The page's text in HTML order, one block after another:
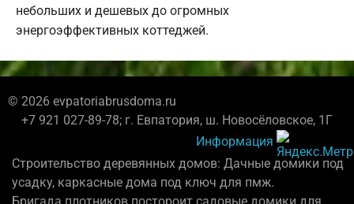
небольших и дешевых до огромных
энергоэффективных коттеджей.
© 2026 evpatoriabrusdoma.ru
+7 921 027-89-78; г. Евпатория, ш. Новосёловское, 1Г
Информация
Строительство деревянных домов: Дачные домики под
усадку, каркасные дома под ключ для пмж.